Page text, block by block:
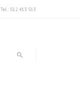
Tel.: 512 413 513